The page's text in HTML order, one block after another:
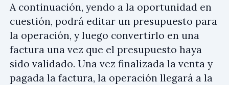
A continuación, yendo a la oportunidad en
cuestión, podrá editar un presupuesto para
la operación, y luego convertirlo en una
factura una vez que el presupuesto haya
sido validado. Una vez finalizada la venta y
pagada la factura, la operación llegará a la